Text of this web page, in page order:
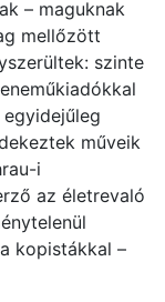
– maguknak
mellőzött
szinte
műveik
i
az életrevaló
kopistákkal –